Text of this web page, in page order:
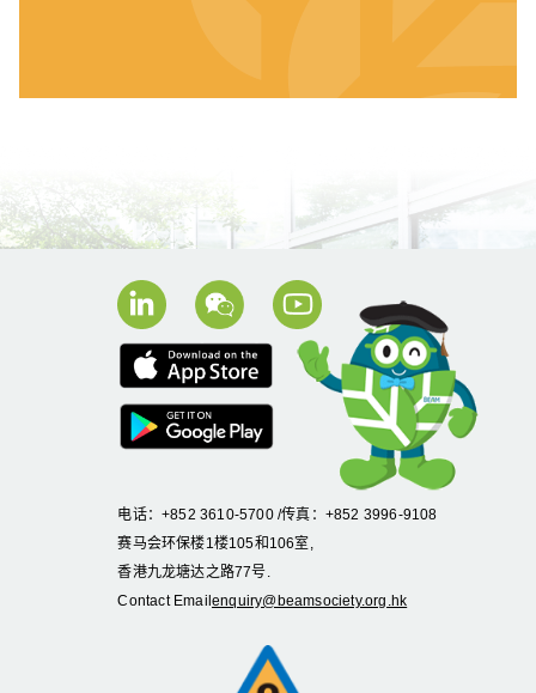
电话：+852 3610-5700 /传真：+852 3996-9108
赛马会环保楼1楼105和106室,
香港九龙塘达之路77号.
Contact Emailenquiry@beamsociety.org.hk